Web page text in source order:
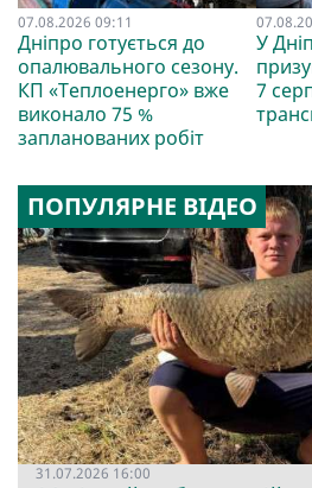
07.08.2026 09:11
Дніпро готується до
опалювального сезону.
КП «Теплоенерго» вже
виконало 75 %
запланованих робіт
У
7
ПОПУЛЯРНЕ ВІДЕО
31.07.2026 16:00